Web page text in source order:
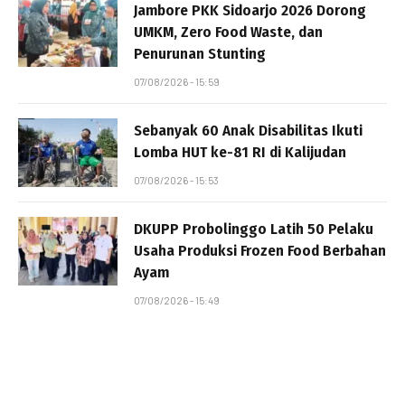
Jambore PKK Sidoarjo 2026 Dorong
UMKM, Zero Food Waste, dan
Penurunan Stunting
07/08/2026 - 15:59
Sebanyak 60 Anak Disabilitas Ikuti
Lomba HUT ke-81 RI di Kalijudan
07/08/2026 - 15:53
DKUPP Probolinggo Latih 50 Pelaku
Usaha Produksi Frozen Food Berbahan
Ayam
07/08/2026 - 15:49